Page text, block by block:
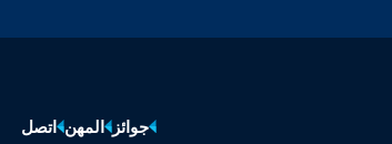
جوائز المهن اتصل